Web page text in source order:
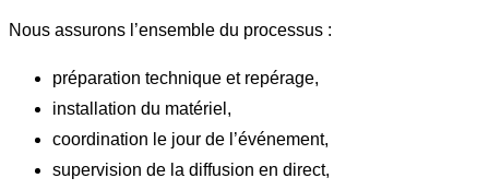
Nous assurons l’ensemble du processus :
préparation technique et repérage,
installation du matériel,
coordination le jour de l’événement,
supervision de la diffusion en direct,